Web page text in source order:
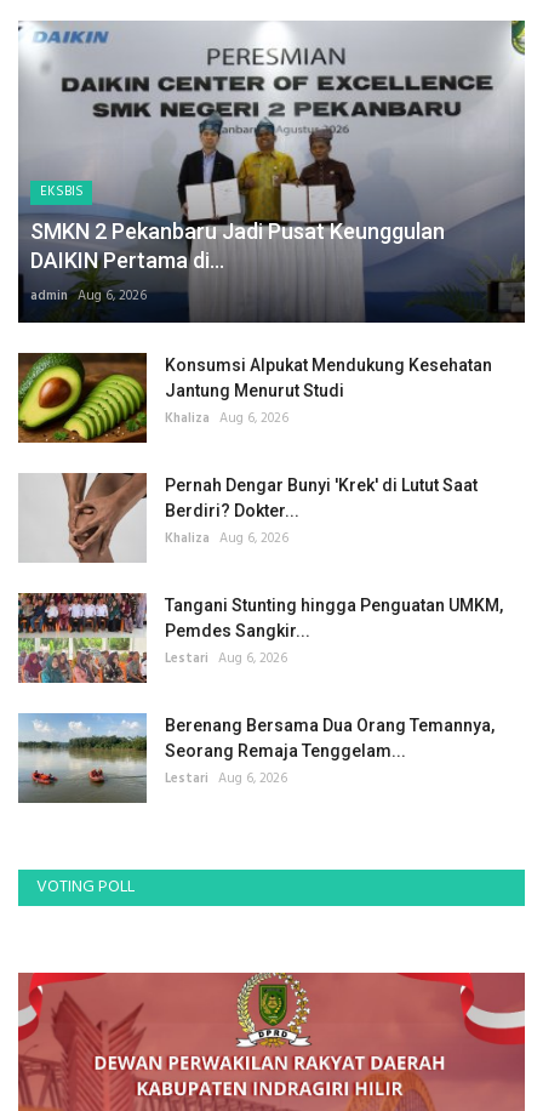
EKSBIS
SMKN 2 Pekanbaru Jadi Pusat Keunggulan
DAIKIN Pertama di...
admin Aug 6, 2026
Konsumsi Alpukat Mendukung Kesehatan
Jantung Menurut Studi
Khaliza Aug 6, 2026
Pernah Dengar Bunyi 'Krek' di Lutut Saat
Berdiri? Dokter...
Khaliza Aug 6, 2026
Tangani Stunting hingga Penguatan UMKM,
Pemdes Sangkir...
Lestari Aug 6, 2026
Berenang Bersama Dua Orang Temannya,
Seorang Remaja Tenggelam...
Lestari Aug 6, 2026
VOTING POLL